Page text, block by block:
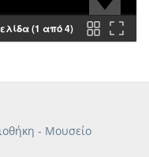
(1 από 4)
- Μουσείο